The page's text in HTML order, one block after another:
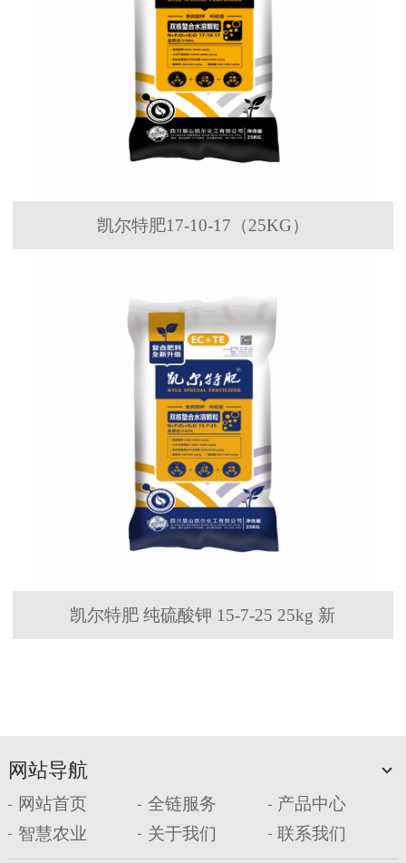
凯尔特肥17-10-17（25KG）
凯尔特肥 纯硫酸钾 15-7-25 25kg 新
网站导航
网站首页 全链服务
产品中心
智慧农业
关于我们 联系我们